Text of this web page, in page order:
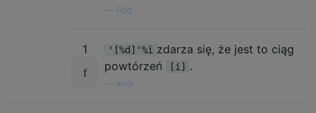
Rod
1 '[%d]'%i zdarza się, że jest to ciąg
powtórzeń
[i] .
xnor